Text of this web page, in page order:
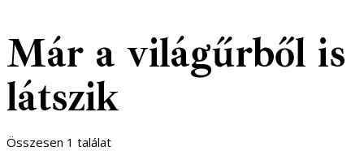
Már a világűrből is
látszik
Összesen 1 találat